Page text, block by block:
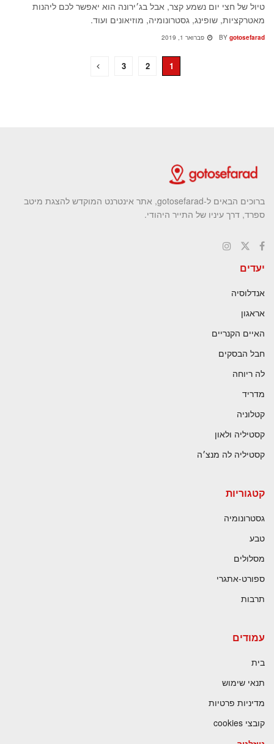
טיול של חצי יום נשמע קצר, אבל בג׳ירונה הוא יאפשר לכם ליהנות
מאטרקציות, שופינג, גסטרונומיה, מוזיאונים ועוד.
BY gotosefarad פברואר 1, 2019
1
2
3
ברוכים הבאים ל-gotosefarad, אתר אינטרנט המוקדש להצגת מיטב
ספרד, דרך עיניו של התייר היהודי.
יעדים
אנדלוסיה
אראגון
האיים הקנריים
חבל הבסקים
לה ריוחה
מדריד
קטלוניה
קסטיליה ולאון
קסטיליה לה מנצ׳ה
קטגוריות
גסטרונומיה
טבע
מסלולים
ספורט-אתגרי
תרבות
עמודים
בית
תנאי שימוש
מדיניות פרטיות
קובצי cookies